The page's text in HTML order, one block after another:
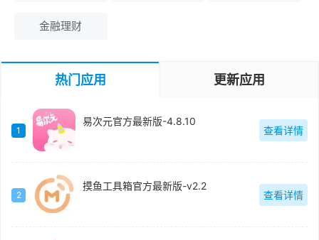
金融理财
热门应用 更新应用
1
易次元官方最新版-4.8.10
查看详情
2
摸鱼工具箱官方最新版-v2.2
查看详情